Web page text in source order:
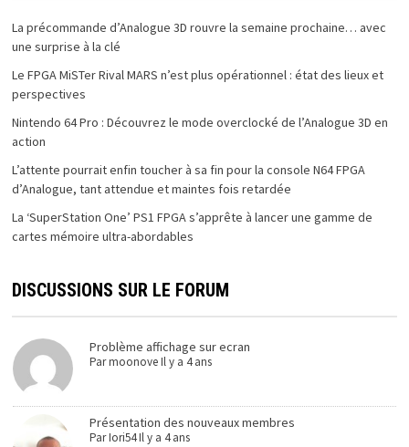
La précommande d’Analogue 3D rouvre la semaine prochaine… avec
une surprise à la clé
Le FPGA MiSTer Rival MARS n’est plus opérationnel : état des lieux et
perspectives
Nintendo 64 Pro : Découvrez le mode overclocké de l’Analogue 3D en
action
L’attente pourrait enfin toucher à sa fin pour la console N64 FPGA
d’Analogue, tant attendue et maintes fois retardée
La ‘SuperStation One’ PS1 FPGA s’apprête à lancer une gamme de
cartes mémoire ultra-abordables
DISCUSSIONS SUR LE FORUM
Problème affichage sur ecran
ParmoonoveIl y a 4 ans
Présentation des nouveaux membres
ParIori54Il y a 4 ans